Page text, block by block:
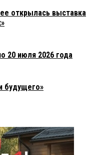
открылась выставка
20 июля 2026 года
будущего»